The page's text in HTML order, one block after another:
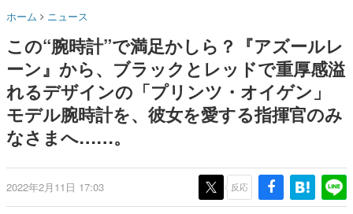
名作ゲームクリエイターの方々に製作時のエピソードをお
きます。
赫本
この物語を解いてはいけない。『赫本』は、〈試験問題〉
の形をした短編ホラー小説集です。
これからのデジタルゲーム市場を担う若きクリエイター達
ゲーム世代の作家たち
ゲームに多大な影響を受けた作家さんに取材し、ゲームが
ークやジオン公国軍のエンブレ
ム、型式番号などを配置
ホーム ニュース
この“腕時計”で満足かしら？『アズールレ
ーン』から、ブラックとレッドで重厚感溢
れるデザインの「プリンツ・オイゲン」
モデル腕時計を、彼女を愛する指揮官のみ
なさまへ……。
2022年2月11日 17:03 反応